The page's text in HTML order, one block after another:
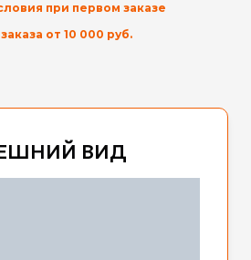
от 10 000 руб.
при первом заказе
ВИД